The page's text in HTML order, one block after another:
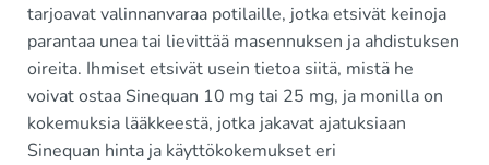
tarjoavat valinnanvaraa potilaille, jotka etsivät keinoja
parantaa unea tai lievittää masennuksen ja ahdistuksen
oireita. Ihmiset etsivät usein tietoa siitä, mistä he
voivat ostaa Sinequan 10 mg tai 25 mg, ja monilla on
kokemuksia lääkkeestä, jotka jakavat ajatuksiaan
Sinequan hinta ja käyttökokemukset eri